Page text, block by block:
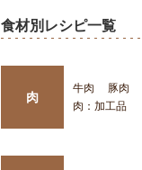
食材別レシピ一覧
肉
牛肉 豚肉
肉：加工品